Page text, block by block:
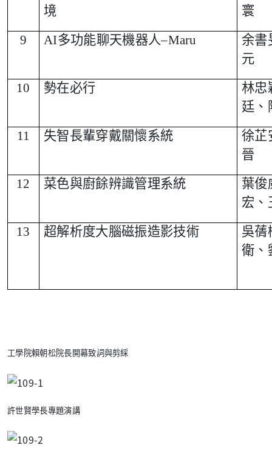
境
寰
9
AI多功能聊天機器人–Maru
余書
元
10
勢在必行
林忠
廷、
11
失智長輩穿戴關懷系統
徐芷
晉
12
菜色與廚餘辨識管理系統
葉俊
宏、
13
超解析度大腦磁振造影技術
吳蒨
衛、
工學院賴朝松院長開幕致詞與剪綵
許世賢學長專題演講